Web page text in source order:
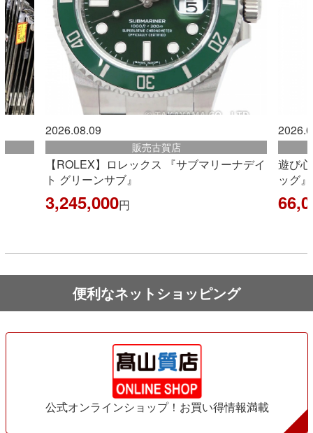
2026.08.09
販売古賀店
遊び心たっぷりな『ボックス ショルダーバ
ッグ』が入荷しました！
66,000円
【
ル
便利なネットショッピング
公式オンラインショップ！お買い得情報満載